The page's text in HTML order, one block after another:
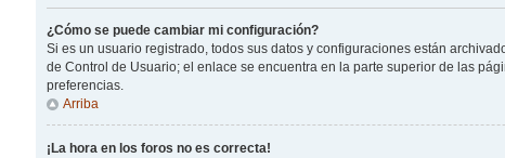
¿Cómo se puede cambiar mi configuración?
Si es un usuario registrado, todos sus datos y configuraciones están
de Control de Usuario; el enlace se encuentra en la parte superior de las
preferencias.
Arriba
¡La hora en los foros no es correcta!